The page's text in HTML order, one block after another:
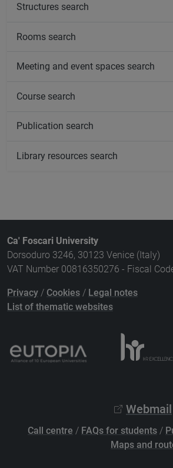
Structures search
Rooms search
Meeting and event spaces search
Course search
Publication search
Library resources search
Ca' Foscari University
Dorsoduro 3246, 30123 Venice (Italy)
VAT Number 00816350276 - Fiscal
Privacy / Cookies / Legal notes
List of thematic websites
Webmail
Call centre / FAQs for students /
Maps and